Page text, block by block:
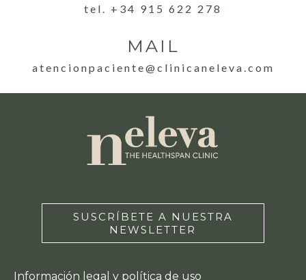
tel. +34 915 622 278
MAIL
atencionpaciente@clinicaneleva.com
SUSCRÍBETE A NUESTRA
NEWSLETTER
Información legal y política de uso